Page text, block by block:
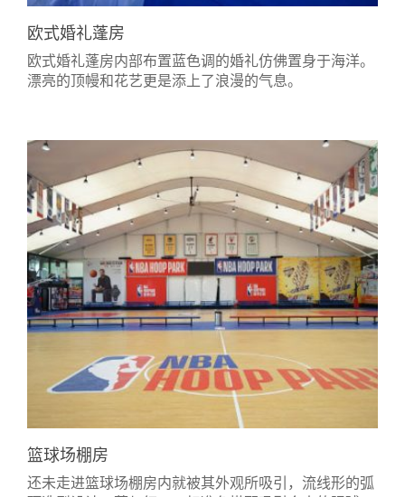
欧式婚礼蓬房
欧式婚礼蓬房内部布置蓝色调的婚礼仿佛置身于海洋。
漂亮的顶幔和花艺更是添上了浪漫的气息。
篮球场棚房
还未走进篮球场棚房内就被其外观所吸引，流线形的弧